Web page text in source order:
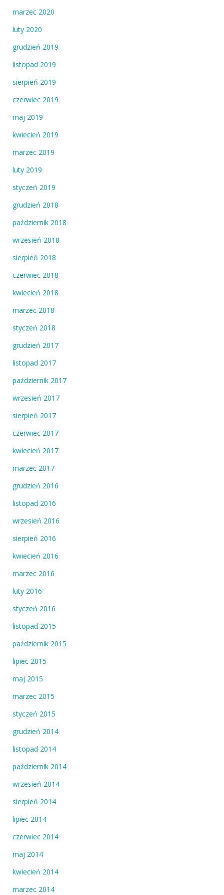
marzec 2020
luty 2020
grudzień 2019
listopad 2019
sierpień 2019
czerwiec 2019
maj 2019
kwiecień 2019
marzec 2019
luty 2019
styczeń 2019
grudzień 2018
październik 2018
wrzesień 2018
sierpień 2018
czerwiec 2018
kwiecień 2018
marzec 2018
styczeń 2018
grudzień 2017
listopad 2017
październik 2017
wrzesień 2017
sierpień 2017
czerwiec 2017
kwiecień 2017
marzec 2017
grudzień 2016
listopad 2016
wrzesień 2016
sierpień 2016
kwiecień 2016
marzec 2016
luty 2016
styczeń 2016
listopad 2015
październik 2015
lipiec 2015
maj 2015
marzec 2015
styczeń 2015
grudzień 2014
listopad 2014
październik 2014
wrzesień 2014
sierpień 2014
lipiec 2014
czerwiec 2014
maj 2014
kwiecień 2014
marzec 2014